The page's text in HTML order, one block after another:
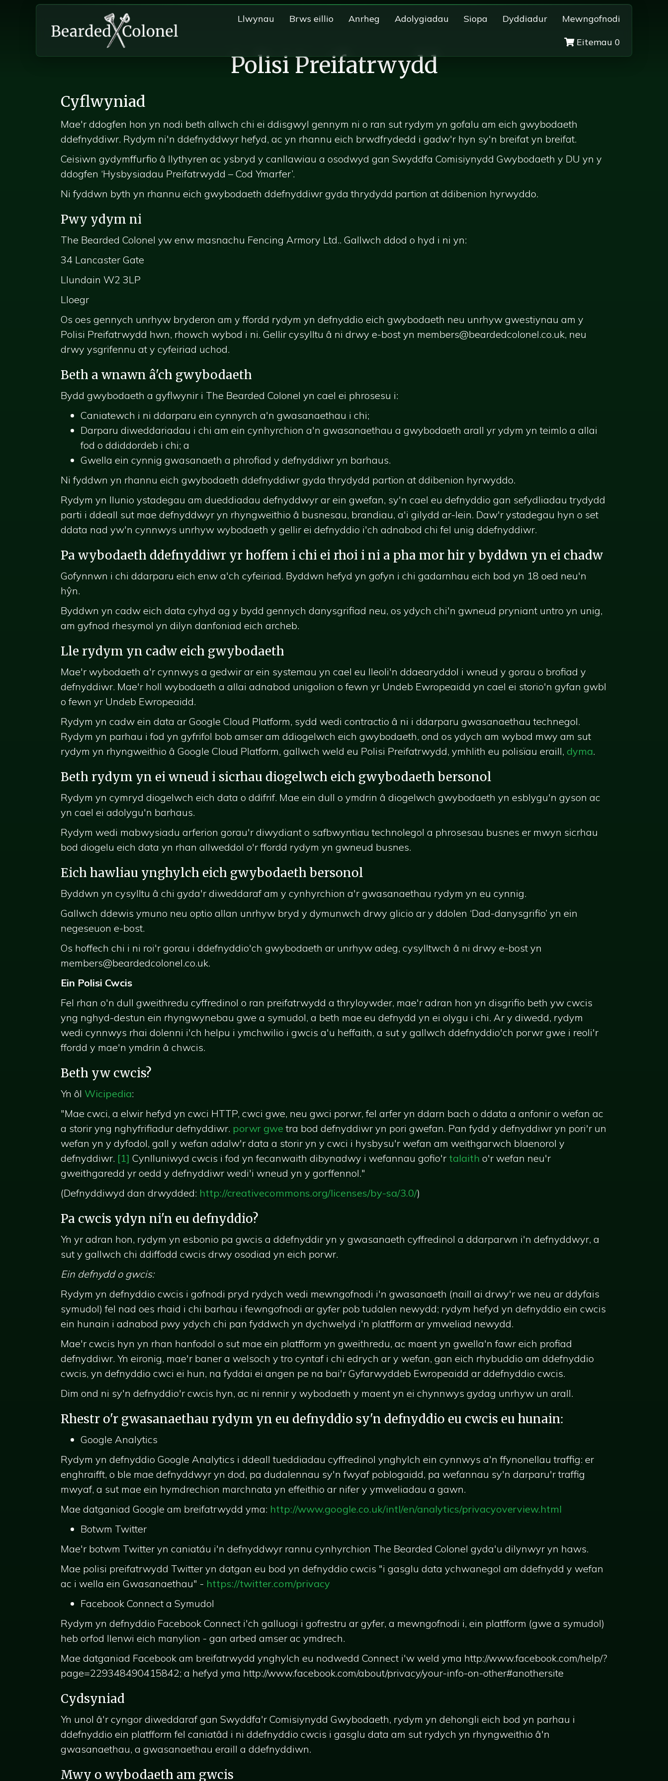
Llwynau Brws eillio Anrheg Adolygiadau Siopa Dyddiadur Mewngofnodi
Eitemau 0
Polisi Preifatrwydd
Cyflwyniad
Mae'r ddogfen hon yn nodi beth allwch chi ei ddisgwyl gennym ni o ran sut rydym yn gofalu am eich gwybodaeth
ddefnyddiwr. Rydym ni'n ddefnyddwyr hefyd, ac yn rhannu eich brwdfrydedd i gadw'r hyn sy'n breifat yn breifat.
Ceisiwn gydymffurfio â llythyren ac ysbryd y canllawiau a osodwyd gan Swyddfa Comisiynydd Gwybodaeth y DU yn y
ddogfen ‘Hysbysiadau Preifatrwydd – Cod Ymarfer’.
Ni fyddwn byth yn rhannu eich gwybodaeth ddefnyddiwr gyda thrydydd partïon at ddibenion hyrwyddo.
Pwy ydym ni
The Bearded Colonel yw enw masnachu Fencing Armory Ltd.. Gallwch ddod o hyd i ni yn:
34 Lancaster Gate
Llundain W2 3LP
Lloegr
Os oes gennych unrhyw bryderon am y ffordd rydym yn defnyddio eich gwybodaeth neu unrhyw gwestiynau am y
Polisi Preifatrwydd hwn, rhowch wybod i ni. Gellir cysylltu â ni drwy e-bost yn members@beardedcolonel.co.uk, neu
drwy ysgrifennu at y cyfeiriad uchod.
Beth a wnawn â'ch gwybodaeth
Bydd gwybodaeth a gyflwynir i The Bearded Colonel yn cael ei phrosesu i:
Caniatewch i ni ddarparu ein cynnyrch a'n gwasanaethau i chi;
Darparu diweddariadau i chi am ein cynhyrchion a'n gwasanaethau a gwybodaeth arall yr ydym yn teimlo a allai
fod o ddiddordeb i chi; a
Gwella ein cynnig gwasanaeth a phrofiad y defnyddiwr yn barhaus.
Ni fyddwn yn rhannu eich gwybodaeth ddefnyddiwr gyda thrydydd partïon at ddibenion hyrwyddo.
Rydym yn llunio ystadegau am dueddiadau defnyddwyr ar ein gwefan, sy'n cael eu defnyddio gan sefydliadau trydydd
parti i ddeall sut mae defnyddwyr yn rhyngweithio â busnesau, brandiau, a'i gilydd ar-lein. Daw'r ystadegau hyn o set
ddata nad yw'n cynnwys unrhyw wybodaeth y gellir ei defnyddio i'ch adnabod chi fel unig ddefnyddiwr.
Pa wybodaeth ddefnyddiwr yr hoffem i chi ei rhoi i ni a pha mor hir y byddwn yn ei chadw
Gofynnwn i chi ddarparu eich enw a'ch cyfeiriad. Byddwn hefyd yn gofyn i chi gadarnhau eich bod yn 18 oed neu'n
hŷn.
Byddwn yn cadw eich data cyhyd ag y bydd gennych danysgrifiad neu, os ydych chi'n gwneud pryniant untro yn unig,
am gyfnod rhesymol yn dilyn danfoniad eich archeb.
Lle rydym yn cadw eich gwybodaeth
Mae'r wybodaeth a'r cynnwys a gedwir ar ein systemau yn cael eu lleoli'n ddaearyddol i wneud y gorau o brofiad y
defnyddiwr. Mae'r holl wybodaeth a allai adnabod unigolion o fewn yr Undeb Ewropeaidd yn cael ei storio'n gyfan gwbl
o fewn yr Undeb Ewropeaidd.
Rydym yn cadw ein data ar Google Cloud Platform, sydd wedi contractio â ni i ddarparu gwasanaethau technegol.
Rydym yn parhau i fod yn gyfrifol bob amser am ddiogelwch eich gwybodaeth, ond os ydych am wybod mwy am sut
rydym yn rhyngweithio â Google Cloud Platform, gallwch weld eu Polisi Preifatrwydd, ymhlith eu polisïau eraill, dyma.
Beth rydym yn ei wneud i sicrhau diogelwch eich gwybodaeth bersonol
Rydym yn cymryd diogelwch eich data o ddifrif. Mae ein dull o ymdrin â diogelwch gwybodaeth yn esblygu'n gyson ac
yn cael ei adolygu'n barhaus.
Rydym wedi mabwysiadu arferion gorau'r diwydiant o safbwyntiau technolegol a phrosesau busnes er mwyn sicrhau
bod diogelu eich data yn rhan allweddol o'r ffordd rydym yn gwneud busnes.
Eich hawliau ynghylch eich gwybodaeth bersonol
Byddwn yn cysylltu â chi gyda'r diweddaraf am y cynhyrchion a'r gwasanaethau rydym yn eu cynnig.
Gallwch ddewis ymuno neu optio allan unrhyw bryd y dymunwch drwy glicio ar y ddolen ‘Dad-danysgrifio’ yn ein
negeseuon e-bost.
Os hoffech chi i ni roi'r gorau i ddefnyddio'ch gwybodaeth ar unrhyw adeg, cysylltwch â ni drwy e-bost yn
members@beardedcolonel.co.uk.
Ein Polisi Cwcis
Fel rhan o'n dull gweithredu cyffredinol o ran preifatrwydd a thryloywder, mae'r adran hon yn disgrifio beth yw cwcis
yng nghyd-destun ein rhyngwynebau gwe a symudol, a beth mae eu defnydd yn ei olygu i chi. Ar y diwedd, rydym
wedi cynnwys rhai dolenni i'ch helpu i ymchwilio i gwcis a'u heffaith, a sut y gallwch ddefnyddio'ch porwr gwe i reoli'r
ffordd y mae'n ymdrin â chwcis.
Beth yw cwcis?
Yn ôl Wicipedia:
"Mae cwci, a elwir hefyd yn cwci HTTP, cwci gwe, neu gwci porwr, fel arfer yn ddarn bach o ddata a anfonir o wefan ac
a storir yng nghyfrifiadur defnyddiwr. porwr gwe tra bod defnyddiwr yn pori gwefan. Pan fydd y defnyddiwr yn pori'r un
wefan yn y dyfodol, gall y wefan adalw'r data a storir yn y cwci i hysbysu'r wefan am weithgarwch blaenorol y
defnyddiwr. [1] Cynlluniwyd cwcis i fod yn fecanwaith dibynadwy i wefannau gofio'r talaith o'r wefan neu'r
gweithgaredd yr oedd y defnyddiwr wedi'i wneud yn y gorffennol."
(Defnyddiwyd dan drwydded: http://creativecommons.org/licenses/by-sa/3.0/)
Pa cwcis ydyn ni'n eu defnyddio?
Yn yr adran hon, rydym yn esbonio pa gwcis a ddefnyddir yn y gwasanaeth cyffredinol a ddarparwn i'n defnyddwyr, a
sut y gallwch chi ddiffodd cwcis drwy osodiad yn eich porwr.
Ein defnydd o gwcis:
Rydym yn defnyddio cwcis i gofnodi pryd rydych wedi mewngofnodi i'n gwasanaeth (naill ai drwy'r we neu ar ddyfais
symudol) fel nad oes rhaid i chi barhau i fewngofnodi ar gyfer pob tudalen newydd; rydym hefyd yn defnyddio ein cwcis
ein hunain i adnabod pwy ydych chi pan fyddwch yn dychwelyd i'n platfform ar ymweliad newydd.
Mae'r cwcis hyn yn rhan hanfodol o sut mae ein platfform yn gweithredu, ac maent yn gwella'n fawr eich profiad
defnyddiwr. Yn eironig, mae'r baner a welsoch y tro cyntaf i chi edrych ar y wefan, gan eich rhybuddio am ddefnyddio
cwcis, yn defnyddio cwci ei hun, na fyddai ei angen pe na bai'r Gyfarwyddeb Ewropeaidd ar ddefnyddio cwcis.
Dim ond ni sy'n defnyddio'r cwcis hyn, ac ni rennir y wybodaeth y maent yn ei chynnwys gydag unrhyw un arall.
Rhestr o'r gwasanaethau rydym yn eu defnyddio sy'n defnyddio eu cwcis eu hunain:
Google Analytics
Rydym yn defnyddio Google Analytics i ddeall tueddiadau cyffredinol ynghylch ein cynnwys a'n ffynonellau traffig: er
enghraifft, o ble mae defnyddwyr yn dod, pa dudalennau sy'n fwyaf poblogaidd, pa wefannau sy'n darparu'r traffig
mwyaf, a sut mae ein hymdrechion marchnata yn effeithio ar nifer y ymweliadau a gawn.
Mae datganiad Google am breifatrwydd yma: http://www.google.co.uk/intl/en/analytics/privacyoverview.html
Botwm Twitter
Mae'r botwm Twitter yn caniatáu i'n defnyddwyr rannu cynhyrchion The Bearded Colonel gyda'u dilynwyr yn haws.
Mae polisi preifatrwydd Twitter yn datgan eu bod yn defnyddio cwcis "i gasglu data ychwanegol am ddefnydd y wefan
ac i wella ein Gwasanaethau" - https://twitter.com/privacy
Facebook Connect a Symudol
Rydym yn defnyddio Facebook Connect i'ch galluogi i gofrestru ar gyfer, a mewngofnodi i, ein platfform (gwe a symudol)
heb orfod llenwi eich manylion - gan arbed amser ac ymdrech.
Mae datganiad Facebook am breifatrwydd ynghylch eu nodwedd Connect i'w weld yma http://www.facebook.com/help/?
page=229348490415842; a hefyd yma http://www.facebook.com/about/privacy/your-info-on-other#anothersite
Cydsyniad
Yn unol â'r cyngor diweddaraf gan Swyddfa'r Comisiynydd Gwybodaeth, rydym yn dehongli eich bod yn parhau i
ddefnyddio ein platfform fel caniatâd i ni ddefnyddio cwcis i gasglu data am sut rydych yn rhyngweithio â'n
gwasanaethau, a gwasanaethau eraill a ddefnyddiwn.
Mwy o wybodaeth am gwcis